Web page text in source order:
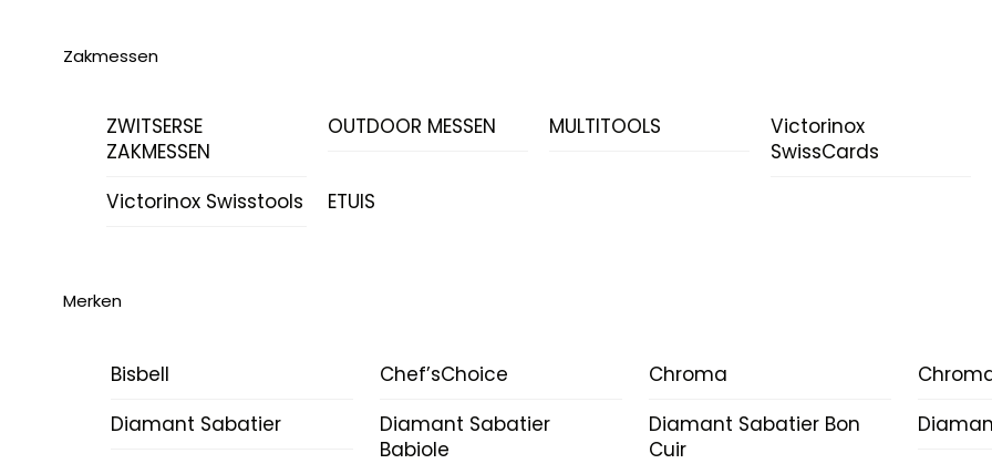
Zakmessen
ZWITSERSE
ZAKMESSEN
OUTDOOR MESSEN MULTITOOLS
Victorinox
SwissCards
Victorinox Swisstools
ETUIS
Merken
Bisbell Chef’sChoice Chroma
Diamant Sabatier
Diamant Sabatier
Babiole
Diamant Sabatier Bon
Cuir